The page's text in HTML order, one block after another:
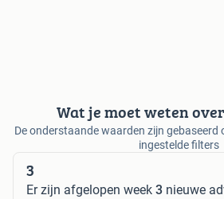
Wat je moet weten
De onderstaande waarden zijn gebaseerd
ingestelde filters
3
Er zijn afgelopen week 3 nieuwe